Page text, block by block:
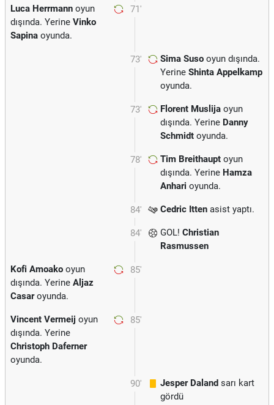
71'
Luca Herrmann oyun
dışında. Yerine Vinko
Sapina oyunda.
73' Sima Suso oyun dışında.
Yerine Shinta Appelkamp
oyunda.
73' Florent Muslija oyun
dışında. Yerine Danny
Schmidt oyunda.
78' Tim Breithaupt oyun
dışında. Yerine Hamza
Anhari oyunda.
84' Cedric Itten asist yaptı.
84' GOL! Christian
Rasmussen
85'
Kofi Amoako oyun
dışında. Yerine Aljaz
Casaroyunda.
85'
Vincent Vermeij oyun
dışında. Yerine
Christoph Daferner
oyunda.
90' Jesper Daland sarı kart
gördü